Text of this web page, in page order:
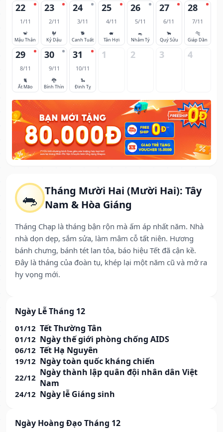
🐀 Tháng Mười Hai (Mười Hai): Tây
Nam & Hòa Giáng
Tháng Chạp là tháng bận rộn mà ấm áp nhất năm. Nhà
nhà dọn dẹp, sắm sửa, làm mâm cỗ tất niên. Hương
bánh chưng, bánh tét lan tỏa, báo hiệu Tết đã cận kề.
Đây là tháng của đoàn tụ, khép lại một năm cũ và mở ra
hy vọng mới.
Ngày Lễ Tháng 12
01/12 Tết Thường Tân
01/12 Ngày thế giới phòng chống AIDS
06/12 Tết Hạ Nguyên
19/12 Ngày toàn quốc kháng chiến
22/12 Ngày thành lập quân đội nhân dân Việt
Nam
24/12 Ngày lễ Giáng sinh
Ngày Hoàng Đạo Tháng 12
22
1/11
🐒
Mậu Thân
23
2/11
🐓
Kỷ Dậu
24
3/11
🐕
Canh Tuất
25
4/11
🐖
Tân Hợi
26
5/11
🐀
Nhâm Tý
27
6/11
🐂
Quý Sửu
28
7/11
🐅
Giáp Dần
29
8/11
🐈
Ất Mão
30
9/11
🐉
Bính Thìn
31
10/11
🐍
Đinh Tỵ
1 2 3 4